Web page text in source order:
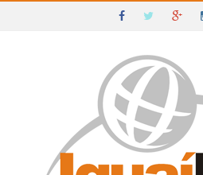
IGUAÍ E SUDOESTE DA BAHIA